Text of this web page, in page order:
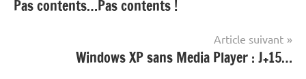
de
Pas contents…Pas contents !
Article suivant
Windows XP sans Media Player : J+15…